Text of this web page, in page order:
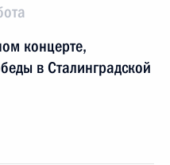
концерте,
в Сталинградской